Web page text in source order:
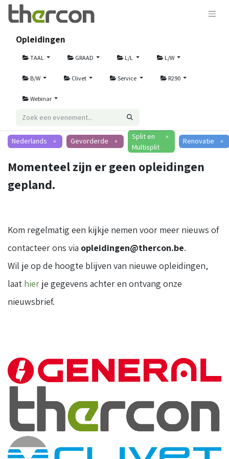
Opleidingen
TAAL GRAAD L/L L/W
B/W Clivet Service R290
Webinar
Nederlands × Gevorderde ×
Split en
Multisplit
× Renovatie ×
Momenteel zijn er geen opleidingen
gepland.
Kom regelmatig een kijkje nemen voor meer nieuws of
contacteer ons via opleidingen@thercon.be.
Wil je op de hoogte blijven van nieuwe opleidingen,
laat hier je gegevens achter en ontvang onze
nieuwsbrief.